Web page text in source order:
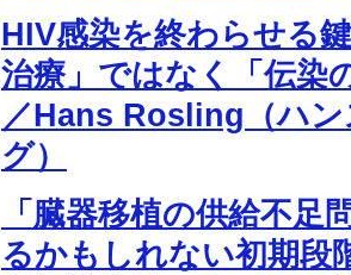
HIV感染を終わらせる
治療」ではなく「伝染
／Hans Rosling（ハ
グ）
「臓器移植の供給不足
るかもしれない初期段